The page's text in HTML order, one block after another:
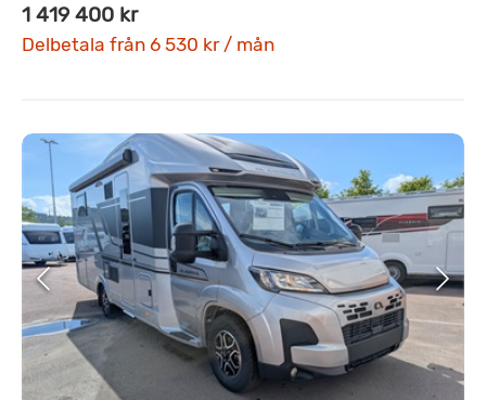
1 419 400 kr
Delbetala från 6 530 kr / mån